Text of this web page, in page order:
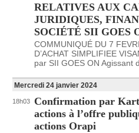
RELATIVES AUX
JURIDIQUES,
SOCIÉTÉ SII GOES
COMMUNIQUÉ DU 7
D’ACHAT SIMPLIFIEE
par SII GOES ON Agissant
Mercredi 24 janvier 2024
18h03
Confirmation par
actions à l’offre
actions Orapi